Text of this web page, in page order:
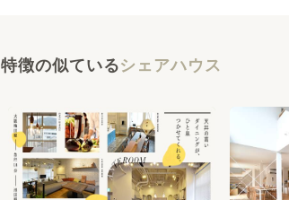
特徴の似ているシェアハウス